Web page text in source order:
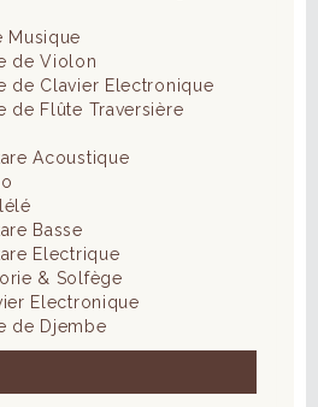
Musique
de Violon
de Clavier Electronique
de Flûte Traversière
Acoustique
Basse
Electrique
& Solfège
Electronique
de Djembe